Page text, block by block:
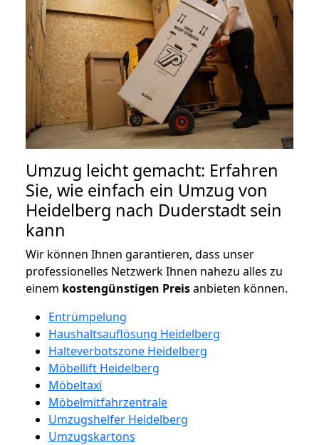
Umzug leicht gemacht: Erfahren
Sie, wie einfach ein Umzug von
Heidelberg nach Duderstadt sein
kann
Wir können Ihnen garantieren, dass unser
professionelles Netzwerk Ihnen nahezu alles zu
einem kostengünstigen Preisanbieten können.
Entrümpelung
Haushaltsauflösung Heidelberg
Halteverbotszone Heidelberg
Möbellift Heidelberg
Möbeltaxi
Möbelmitfahrzentrale
Umzugshelfer Heidelberg
Umzugskartons